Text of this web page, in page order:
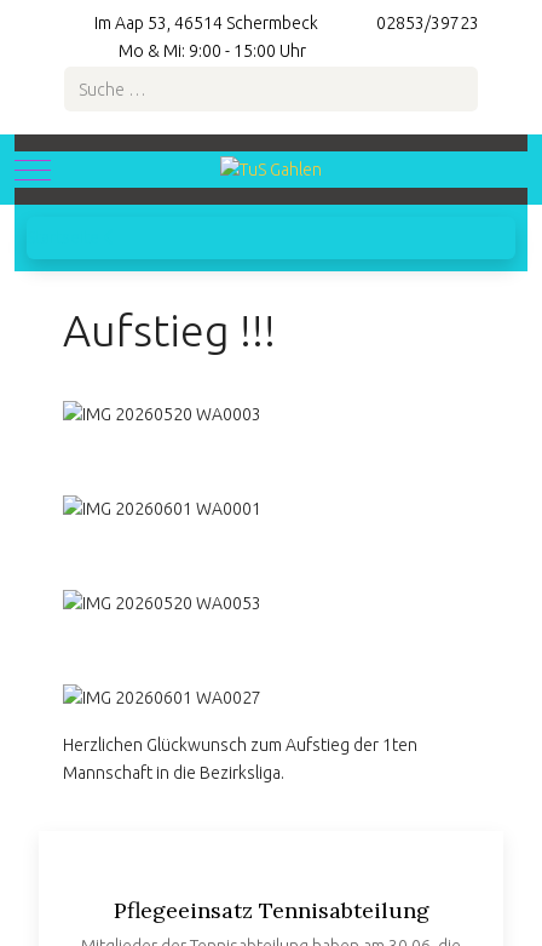
Im Aap 53, 46514 Schermbeck
02853/39723
Mo & Mi: 9:00 - 15:00 Uhr
Suchen
Mobile Menu Toggle
Aufstieg !!!
Herzlichen Glückwunsch zum Aufstieg der 1ten
Mannschaft in die Bezirksliga.
Pflegeeinsatz Tennisabteilung